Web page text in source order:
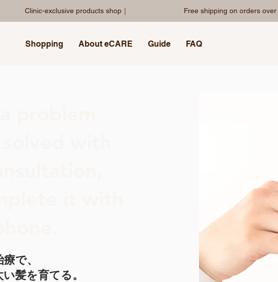
Free shipping on orders
Clinic-exclusive products shop｜
Shopping About eCARE Guide FAQ
で、
髪を育てる。